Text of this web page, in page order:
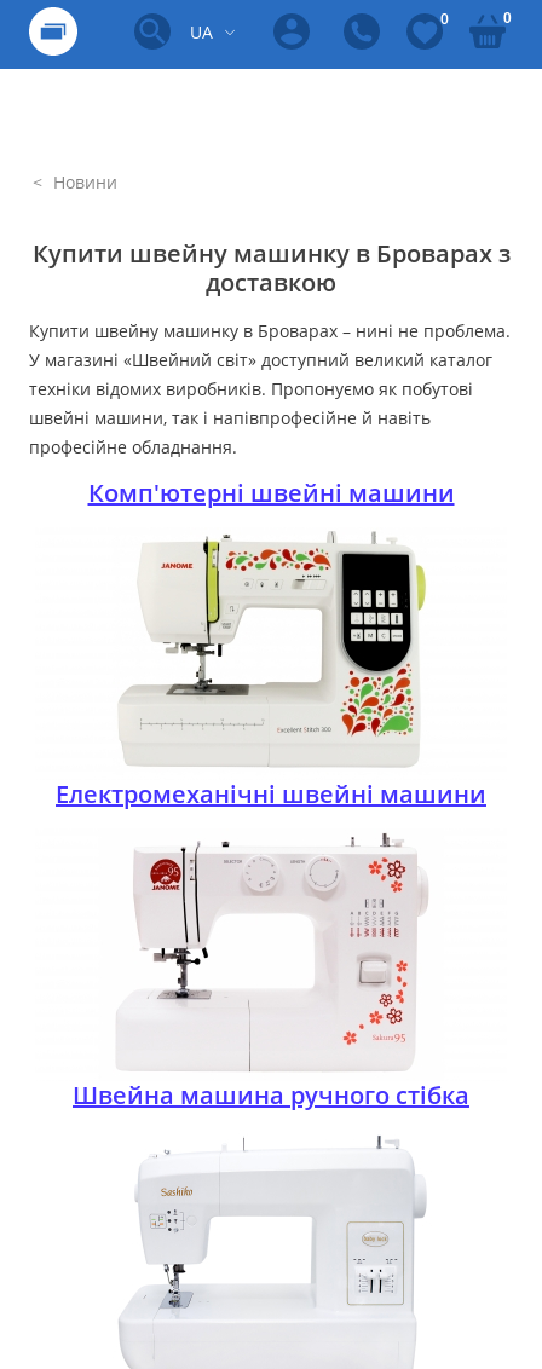
UA
0 0
Новини
Купити швейну машинку в Броварах з
доставкою
Купити швейну машинку в Броварах – нині не проблема.
У магазині «Швейний світ» доступний великий каталог
техніки відомих виробників. Пропонуємо як побутові
швейні машини, так і напівпрофесійне й навіть
професійне обладнання.
Комп'ютерні швейні машини
Електромеханічні швейні машини
Швейна машина ручного стібка